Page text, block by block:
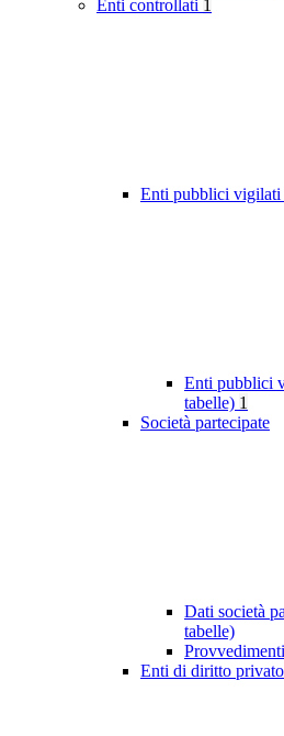
Enti controllati 1
Enti pubblici vigilati
Enti pubblici
tabelle) 1
Società partecipate
Dati società
tabelle)
Provvedimenti
Enti di diritto